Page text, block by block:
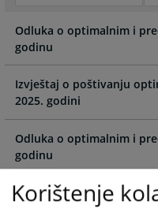
forward
to
interact
with
the
calendar
and
select
a
date.
Press
a
Odluka o optimalnim i
godinu
Izvještaj o poštivanju
2025. godini
Odluka o optimalnim i
godinu
Izvještaj o poštivanju
Korištenje